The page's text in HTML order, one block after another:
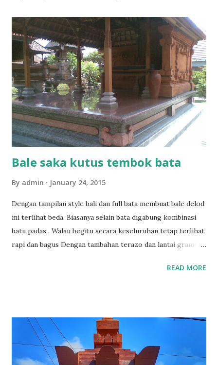
Bale saka kutus tembok bata
By admin January 24, 2015
Dengan tampilan style bali dan full bata membuat bale delod
ini terlihat beda. Biasanya selain bata digabung kombinasi
batu padas . Walau begitu secara keseluruhan tetap terlihat
rapi dan bagus Dengan tambahan terazo dan lantai granit
kutus style bali ini sekitar 3 minggu dengan tenaga 3 orang
READ MORE